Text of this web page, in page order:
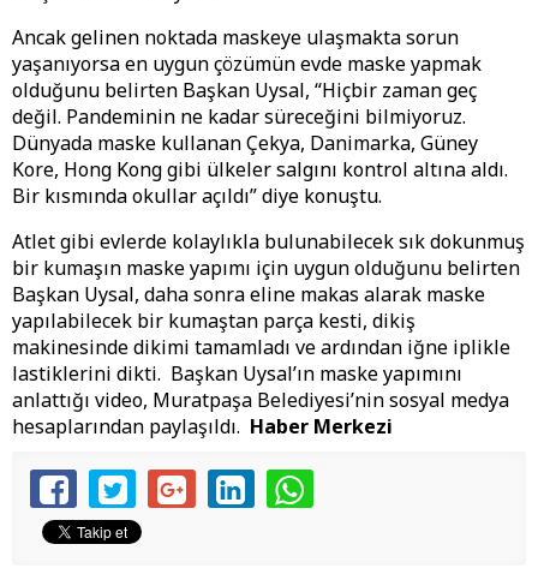
Ancak gelinen noktada maskeye ulaşmakta sorun
yaşanıyorsa en uygun çözümün evde maske yapmak
olduğunu belirten Başkan Uysal, “Hiçbir zaman geç
değil. Pandeminin ne kadar süreceğini bilmiyoruz.
Dünyada maske kullanan Çekya, Danimarka, Güney
Kore, Hong Kong gibi ülkeler salgını kontrol altına aldı.
Bir kısmında okullar açıldı” diye konuştu.
Atlet gibi evlerde kolaylıkla bulunabilecek sık dokunmuş
bir kumaşın maske yapımı için uygun olduğunu belirten
Başkan Uysal, daha sonra eline makas alarak maske
yapılabilecek bir kumaştan parça kesti, dikiş
makinesinde dikimi tamamladı ve ardından iğne iplikle
lastiklerini dikti. Başkan Uysal’ın maske yapımını
anlattığı video, Muratpaşa Belediyesi’nin sosyal medya
hesaplarından paylaşıldı. Haber Merkezi